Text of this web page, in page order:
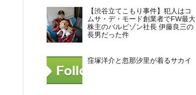
【渋谷立てこもり事件】犯人はコ
ムサ・デ・モード創業者でFW最大
株主のバルビゾン社長 伊藤良三の
長男だった件
窪塚洋介と忽那汐里が着るサカイ